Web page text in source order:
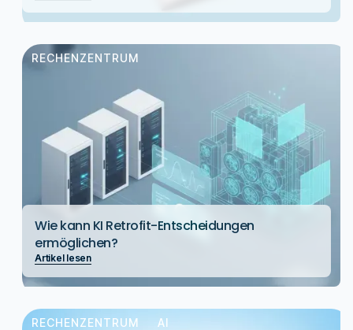
RECHENZENTRUM
Wie kann KI Retrofit-Entscheidungen
ermöglichen?
Artikel lesen
RECHENZENTRUM AI